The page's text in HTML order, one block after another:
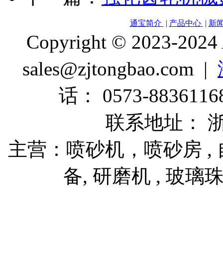
通宝简介 | 产品中心 | 新
Copyright © 2023-
sales@zjtongbao.com |
话： 0573-
联系地址：
主营：喷砂机，喷砂房 ,
备, 研磨机 , 玻璃